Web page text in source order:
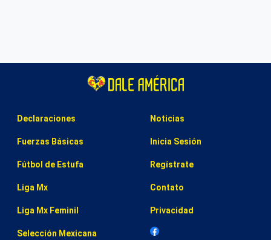
Declaraciones
Fuerzas Básicas
Fútbol de Estufa
Liga Mx
Liga Mx Feminil
Selección Mexicana
Noticias
Inicia Sesión
Regístrate
Contato
Privacidad